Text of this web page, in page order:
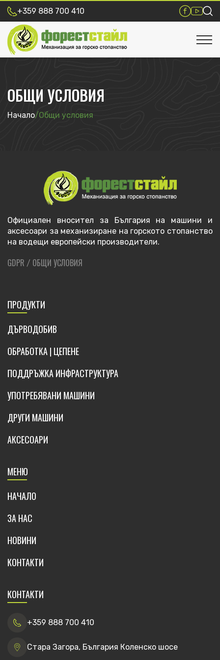
+359 888 700 410
ОБЩИ УСЛОВИЯ
Начало/Общи условия
Официален вносител за България на машини и
аксесоари за механизиране на горското стопанство
на водещи европейски производители.
GDPR / ОБЩИ УСЛОВИЯ
ПРОДУКТИ
ДЪРВОДОБИВ
ОБРАБОТКА | ЦЕПЕНЕ
ПОДДРЪЖКА ИНФРАСТРУКТУРА
УПОТРЕБЯВАНИ МАШИНИ
ДРУГИ МАШИНИ
АКСЕСОАРИ
МЕНЮ
НАЧАЛО
ЗА НАС
НОВИНИ
КОНТАКТИ
КОНТАКТИ
+359 888 700 410
Стара Загора, България Коленско шосе